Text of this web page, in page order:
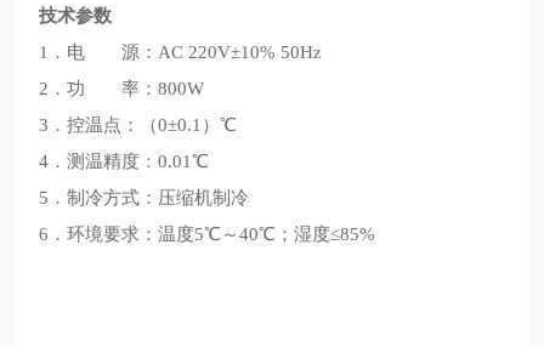
技术参数
1．电 源：AC 220V±10% 50Hz
2．功 率：800W
3．控温点：（0±0.1）℃
4．测温精度：0.01℃
5．制冷方式：压缩机制冷
6．环境要求：温度5℃～40℃；湿度≤85%